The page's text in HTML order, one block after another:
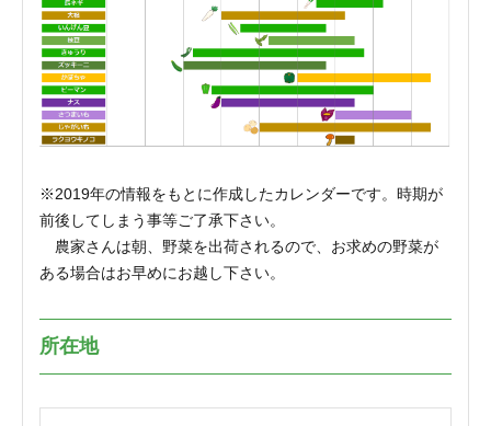
※2019年の情報をもとに作成したカレンダーです。時期が
前後してしまう事等ご了承下さい。
農家さんは朝、野菜を出荷されるので、お求めの野菜が
ある場合はお早めにお越し下さい。
所在地